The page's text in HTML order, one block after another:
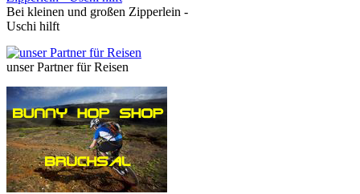
Bei kleinen und großen Zipperlein -
Uschi hilft
unser Partner für Reisen